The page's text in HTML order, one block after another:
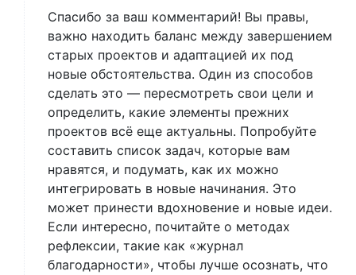
Спасибо за ваш комментарий! Вы правы,
важно находить баланс между завершением
старых проектов и адаптацией их под
новые обстоятельства. Один из способов
сделать это — пересмотреть свои цели и
определить, какие элементы прежних
проектов всё еще актуальны. Попробуйте
составить список задач, которые вам
нравятся, и подумать, как их можно
интегрировать в новые начинания. Это
может принести вдохновение и новые идеи.
Если интересно, почитайте о методах
рефлексии, такие как «журнал
благодарности», чтобы лучше осознать, что